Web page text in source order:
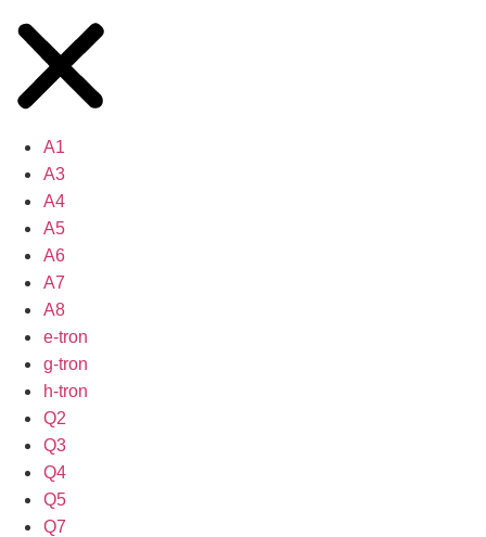
A1
A3
A4
A5
A6
A7
A8
e-tron
g-tron
h-tron
Q2
Q3
Q4
Q5
Q7